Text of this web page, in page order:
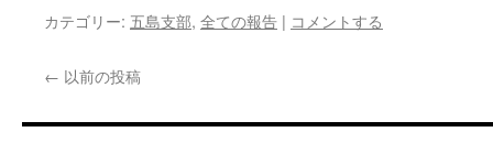
カテゴリー: 五島支部, 全ての報告 | コメントする
← 以前の投稿